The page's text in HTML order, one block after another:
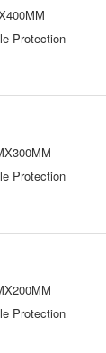
Protection
Protection
Protection